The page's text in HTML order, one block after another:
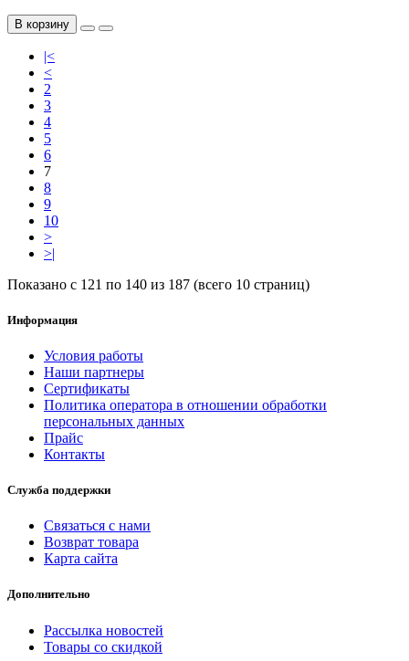
В корзину
|<
<
2
3
4
5
6
7
8
9
10
>
>|
Показано с 121 по 140 из 187 (всего 10 страниц)
Информация
Условия работы
Наши партнеры
Сертификаты
Политика оператора в отношении обработки
персональных данных
Прайс
Контакты
Служба поддержки
Связаться с нами
Возврат товара
Карта сайта
Дополнительно
Рассылка новостей
Товары со скидкой